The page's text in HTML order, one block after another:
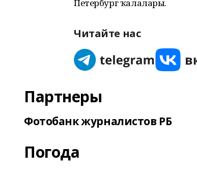
Петербург ҡалалары.
Читайте нас
Партнеры
Фотобанк журналистов РБ
Погода